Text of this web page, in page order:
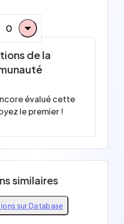
0
de la
évalué cette
le premier !
similaires
sur Database